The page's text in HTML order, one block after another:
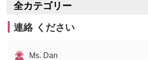
全カテゴリー
連絡 ください
Ms. Dan